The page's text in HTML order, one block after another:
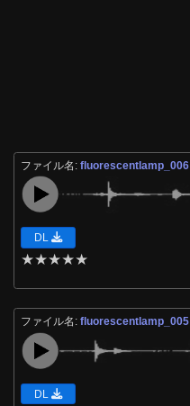
ファイル名:fluorescentlamp_006
DL
★★★★★
ファイル名:fluorescentlamp_005
DL